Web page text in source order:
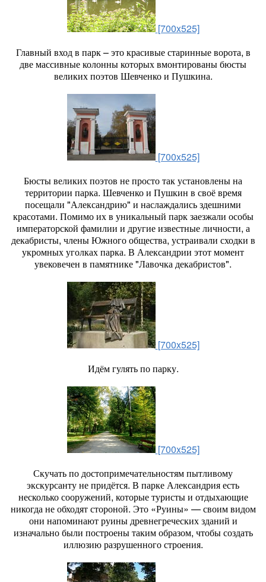
[700x525]
Главный вход в парк – это красивые старинные ворота, в
две массивные колонны которых вмонтированы бюсты
великих поэтов Шевченко и Пушкина.
[700x525]
Бюсты великих поэтов не просто так установлены на
территории парка. Шевченко и Пушкин в своё время
посещали "Александрию" и наслаждались здешними
красотами. Помимо их в уникальный парк заезжали особы
императорской фамилии и другие известные личности, а
декабристы, члены Южного общества, устраивали сходки в
укромных уголках парка. В Александрии этот момент
увековечен в памятнике "Лавочка декабристов".
[700x525]
Идём гулять по парку.
[700x525]
Скучать по достопримечательностям пытливому
экскурсанту не придётся. В парке Александрия есть
несколько сооружений, которые туристы и отдыхающие
никогда не обходят стороной. Это «Руины» — своим видом
они напоминают руины древнегреческих зданий и
изначально были построены таким образом, чтобы создать
иллюзию разрушенного строения.